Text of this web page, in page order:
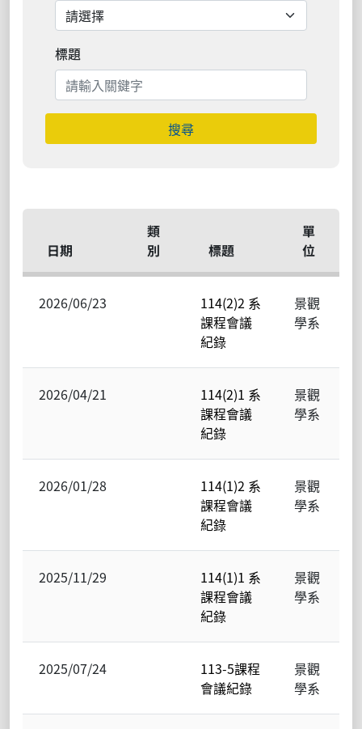
標題
搜尋
日期
類
別
標題
單
位
2026/06/23
114(2)2 系
課程會議
紀錄
景觀
學系
2026/04/21
114(2)1 系
課程會議
紀錄
景觀
學系
2026/01/28
114(1)2 系
課程會議
紀錄
景觀
學系
2025/11/29
114(1)1 系
課程會議
紀錄
景觀
學系
2025/07/24
113-5課程
會議紀錄
景觀
學系